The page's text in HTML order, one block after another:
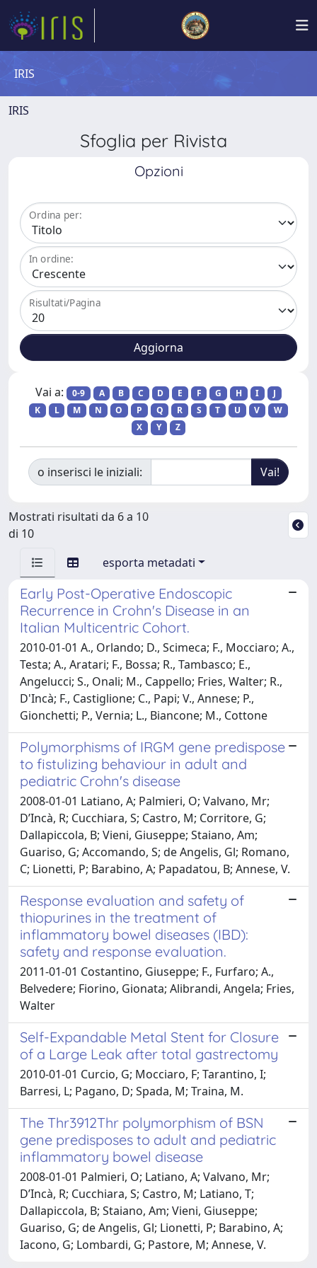
IRIS
IRIS
Sfoglia per Rivista
Opzioni
Ordina per:
In ordine:
Risultati/Pagina
Vai a: 0-9 A B C D E F G H I
J
K
L M N O P Q R S T U V
W
X
Y Z
o inserisci le iniziali:
Mostrati risultati da 6 a 10
di 10
esporta metadati
Early Post-Operative Endoscopic
Recurrence in Crohn's Disease in an
Italian Multicentric Cohort.
2010-01-01 A., Orlando; D., Scimeca; F., Mocciaro; A.,
Testa; A., Aratari; F., Bossa; R., Tambasco; E.,
Angelucci; S., Onali; M., Cappello; Fries, Walter; R.,
D'Incà; F., Castiglione; C., Papi; V., Annese; P.,
Gionchetti; P., Vernia; L., Biancone; M., Cottone
Polymorphisms of IRGM gene predispose
to fistulizing behaviour in adult and
pediatric Crohn's disease
2008-01-01 Latiano, A; Palmieri, O; Valvano, Mr;
D’Incà, R; Cucchiara, S; Castro, M; Corritore, G;
Dallapiccola, B; Vieni, Giuseppe; Staiano, Am;
Guariso, G; Accomando, S; de Angelis, Gl; Romano,
C; Lionetti, P; Barabino, A; Papadatou, B; Annese, V.
Response evaluation and safety of
thiopurines in the treatment of
inflammatory bowel diseases (IBD):
safety and response evaluation.
2011-01-01 Costantino, Giuseppe; F., Furfaro; A.,
Belvedere; Fiorino, Gionata; Alibrandi, Angela; Fries,
Walter
Self-Expandable Metal Stent for Closure
of a Large Leak after total gastrectomy
2010-01-01 Curcio, G; Mocciaro, F; Tarantino, I;
Barresi, L; Pagano, D; Spada, M; Traina, M.
The Thr3912Thr polymorphism of BSN
gene predisposes to adult and pediatric
inflammatory bowel disease
2008-01-01 Palmieri, O; Latiano, A; Valvano, Mr;
D’Incà, R; Cucchiara, S; Castro, M; Latiano, T;
Dallapiccola, B; Staiano, Am; Vieni, Giuseppe;
Guariso, G; de Angelis, Gl; Lionetti, P; Barabino, A;
Iacono, G; Lombardi, G; Pastore, M; Annese, V.